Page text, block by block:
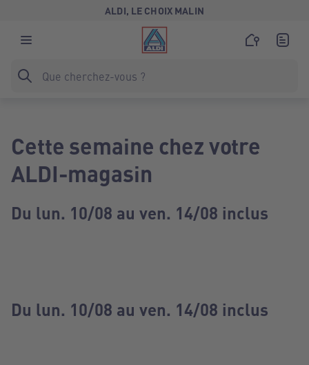
ALDI, LE CHOIX MALIN
Cette semaine chez votre
ALDI-magasin
Du lun. 10/08 au ven. 14/08 inclus
Du lun. 10/08 au ven. 14/08 inclus